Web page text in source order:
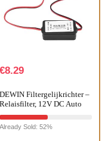
€8.29
DEWIN Filtergelijkrichter –
Relaisfilter, 12V DC Auto
Achteruitkijkcamera Power
Relais Condensator Filter
Gelijkrichter
Already Sold: 52%